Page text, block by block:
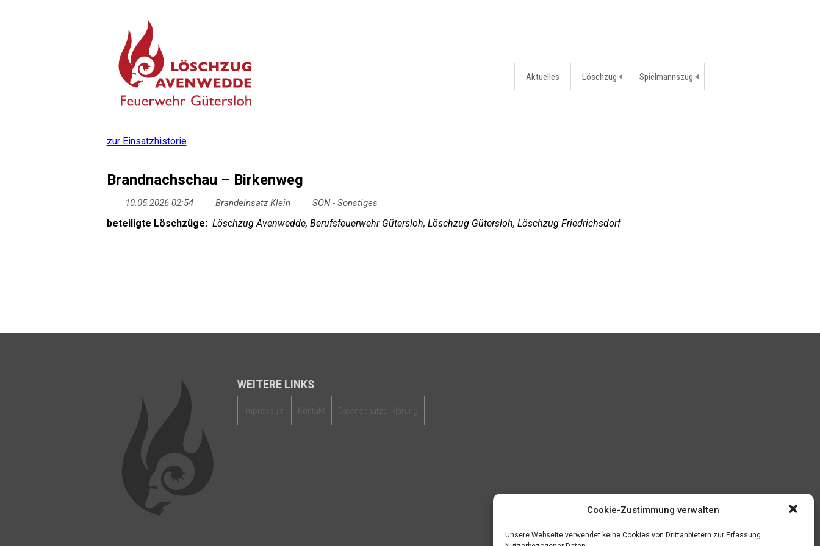
Cookie-Zustimmung verwalten
Unsere Webseite verwendet keine Cookies von Drittanbietern zur Erfassung
Aktuelles Löschzug Spielmannszug
zur Einsatzhistorie
Brandnachschau – Birkenweg
10.05.2026 02:54 Brandeinsatz Klein SON - Sonstiges
beteiligte Löschzüge: Löschzug Avenwedde, Berufsfeuerwehr Gütersloh, Löschzug Gütersloh, Löschzug Friedrichsdorf
WEITERE LINKS
Impressum Kontakt Datenschutzerklärung